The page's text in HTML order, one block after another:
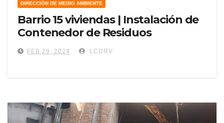
DIRECCIÓN DE MEDIO AMBIENTE
Barrio 15 viviendas | Instalación de
Contenedor de Residuos
FEB 29, 2024 LCDRV